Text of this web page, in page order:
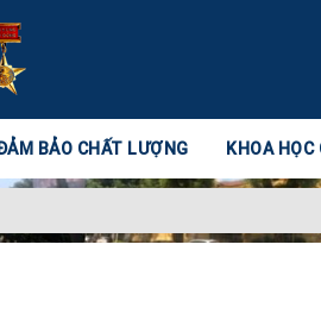
BẢO CHẤT LƯỢNG KHOA HỌC